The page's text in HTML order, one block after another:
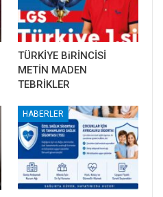
TÜRKİYE BiRİNCİSİ
METİN MADEN
TEBRİKLER
HABERLER